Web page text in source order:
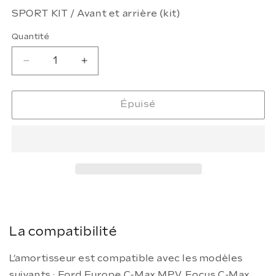
SPORT KIT /Avant et arrière (kit)
Quantité
Réduire
la
quantité
Kit
avec
Augmenter
la
quantité
Kit
avec
Épuisé
La compatibilité
L’amortisseur est compatible avec les modèles